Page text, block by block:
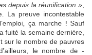
depuis la réunification »
La preuve incontestable
ça marche ! Sauf
la semaine dernière,
sur le nombre de pauvres
le nombre de